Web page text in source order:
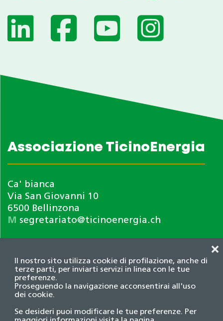
Il nostro sito utilizza cookie di profilazione, anche di
terze parti, per inviarti servizi in linea con le tue
preferenze.
Proseguendo la navigazione acconsentirai all'uso
dei cookie.
Se desideri puoi modificare le tue preferenze. Per
❌
Associazione TicinoEnergia
Ca' bianca
Via San Giovanni 10
6500 Bellinzona
M segretariato@ticinoenergia.ch
Informativa privacy
© 2026 Associazione TicinoEnergia. Tutti i diritti